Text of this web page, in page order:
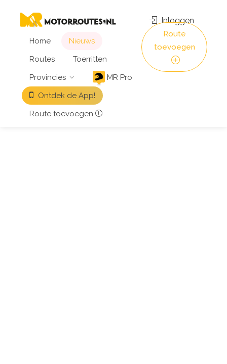
Home
Nieuws
Routes
Toerritten
Provincies
MR Pro
Ontdek de App!
Route toevoegen
Inloggen
Route
toevoegen